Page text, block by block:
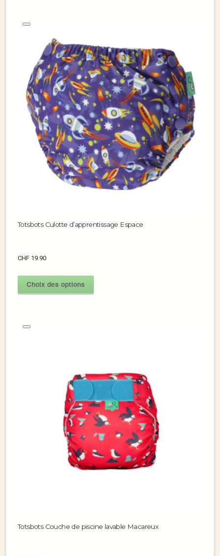
Totsbots Culotte d’apprentissage Espace
CHF 19.90
Choix des options
Totsbots Couche de piscine lavable Macareux